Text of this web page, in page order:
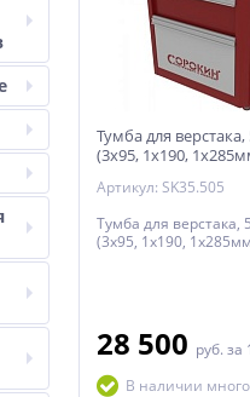
Тумба для
(3х95, 1х190,
Артикул: SK35.505
Тумба для верстака,
(3х95, 1х190,
28 500 руб. за
В наличии много